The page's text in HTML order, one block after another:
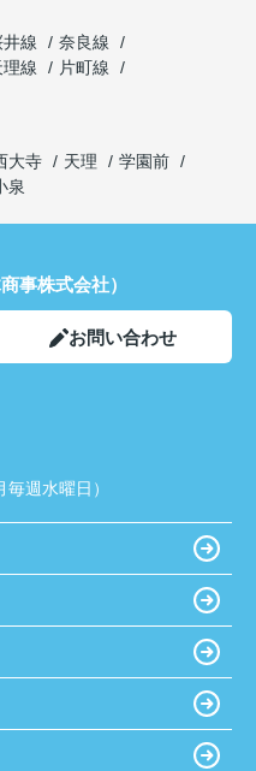
井線
奈良線
線
片町線
大寺 天理
学園前
泉
事株式会社）
お問い合わせ
週水曜日）